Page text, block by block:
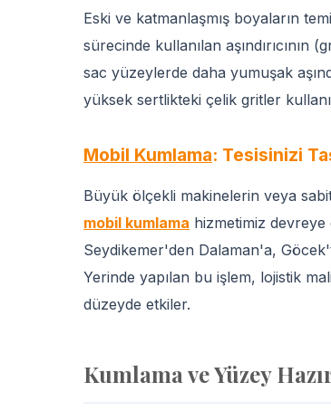
Eski ve katmanlaşmış boyaların
sürecinde kullanılan
sac yüzeylerde daha yumuşak
yüksek sertlikteki çelik gritler
Mobil Kumlama: Tesisinizi
Büyük ölçekli makinelerin veya
mobil kumlama hizmetimiz devreye
Seydikemer'den Dalaman'a,
Yerinde yapılan bu işlem, lojistik
düzeyde etkiler.
Kumlama ve Yüzey